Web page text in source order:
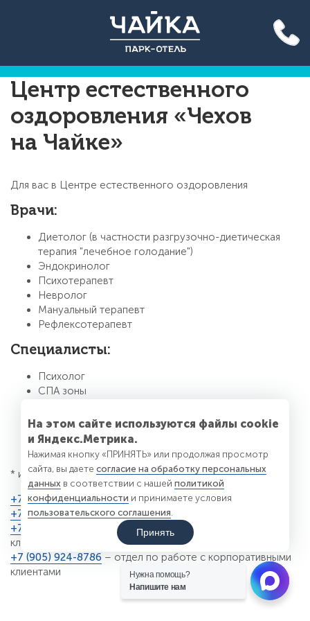
Акция до конца лета: вход
на бассейн 500 руб. для всех!
Подробнее >>
Центр естественного
оздоровления «Чехов
на Чайке»
Для вас в Центре естественного оздоровления
Врачи:
Диетолог (в частности разгрузочно-диетическая
терапия "лечебное голодание")
Эндокринолог
Психотерапевт
Невролог
Мануальный терапевт
Рефлексотерапевт
Специалисты:
Психолог
СПА зоны
Фито оздоровления
Энергопрактики, методисты по спорту и
дыхательным практикам
* имеются противопоказания
+7 (3852) 556-559– многоканальный
+7 (3852) 532-500– ресепшен
+7 (3852) 998-881
– отдел по работе с корпоративными
клиентами
+7 (905) 924-8786 – отдел по работе с корпоративными
клиентами
На этом сайте используются файлы cookie
и Яндекс.Метрика.
Нажимая кнопку «ПРИНЯТЬ» или продолжая просмотр
сайта, вы даете согласие на обработку персональных
данных в соответствии с нашей политикой
конфиденциальности и принимаете условия
пользовательского соглашения
Принять
Нужна помощь?
Напишите нам